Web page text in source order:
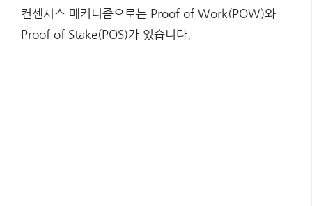
컨센서스 메커니즘으로는 Proof of Work(POW)와
Proof of Stake(POS)가 있습니다.